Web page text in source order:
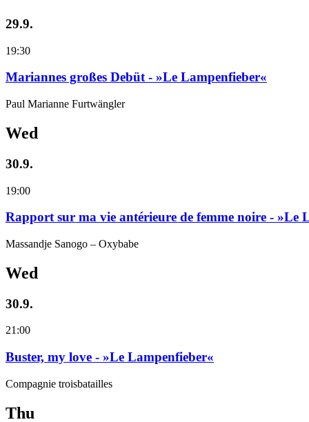
29.9.
19:30
Mariannes großes Debüt - »Le Lampenfieber«
Paul Marianne Furtwängler
Wed
30.9.
19:00
Rapport sur ma vie antérieure de femme noire - »Le
Massandje Sanogo – Oxybabe
Wed
30.9.
21:00
Buster, my love - »Le Lampenfieber«
Compagnie troisbatailles
Thu